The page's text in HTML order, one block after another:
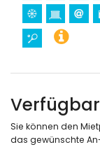
Sie können den
das gewünschte